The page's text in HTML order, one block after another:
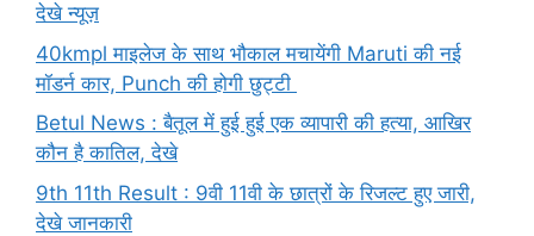
देखे न्यूज़
40kmpl माइलेज के साथ भौकाल मचायेंगी Maruti की नई
मॉडर्न कार, Punch की होगी छुट्टी
Betul News : बैतूल में हुई हुई एक व्यापारी की हत्या, आखिर
कौन है कातिल, देखे
9th 11th Result : 9वी 11वी के छात्रों के रिजल्ट हुए जारी,
देखे जानकारी